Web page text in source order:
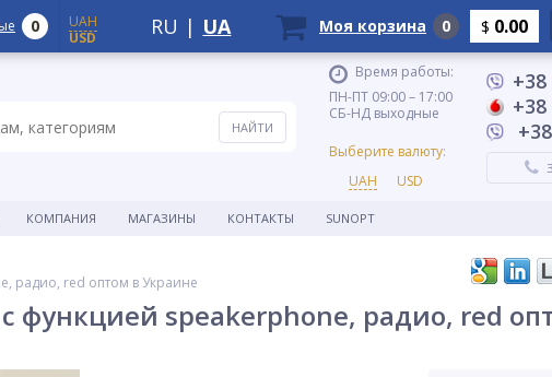
Время работы:
ПН-ПТ 09:00 – 17:00
СБ-НД выходные
Выберите валюту:
UAH
USD
КОМПАНИЯ МАГАЗИНЫ КОНТАКТЫ SUNOPT
радио, red оптом в Украине
функцией speakerphone, радио, red
0
UAH
USD
RU | UA Моя корзина 0 $ 0.00